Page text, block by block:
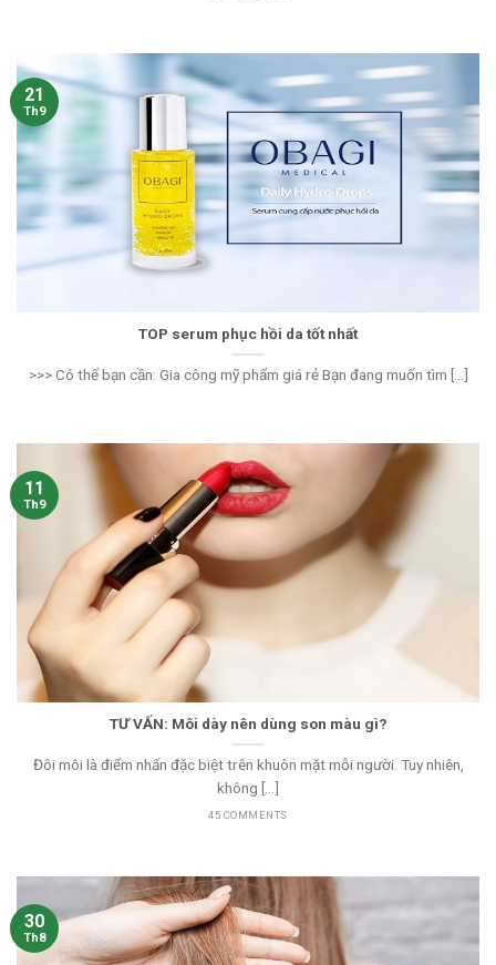
TOP serum phục hồi da tốt nhất
>>> Có thể bạn cần: Gia công mỹ phẩm giá rẻ Bạn đang muốn tìm [...]
21
Th9
TƯ VẤN: Môi dày nên dùng son màu gì?
Đôi môi là điểm nhấn đặc biệt trên khuôn mặt mỗi người. Tuy nhiên,
không [...]
45 COMMENTS
11
Th9
30
Th8